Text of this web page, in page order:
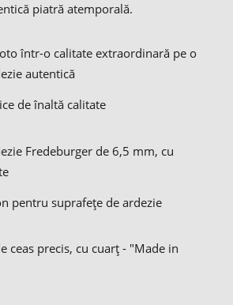
piatră atemporală.
într-o calitate extraordinară pe o
autentică
de înaltă calitate
Fredeburger de 6,5 mm, cu
pentru suprafețe de ardezie
ceas precis, cu cuarţ - "Made in